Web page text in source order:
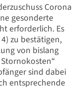
Corona
gesonderte
erforderlich. Es
zu bestätigen,
von bislang
sind dabei
entsprechende